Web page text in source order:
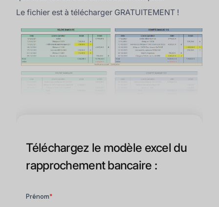
Le fichier est à télécharger GRATUITEMENT !
Téléchargez le modèle excel du
rapprochement bancaire :